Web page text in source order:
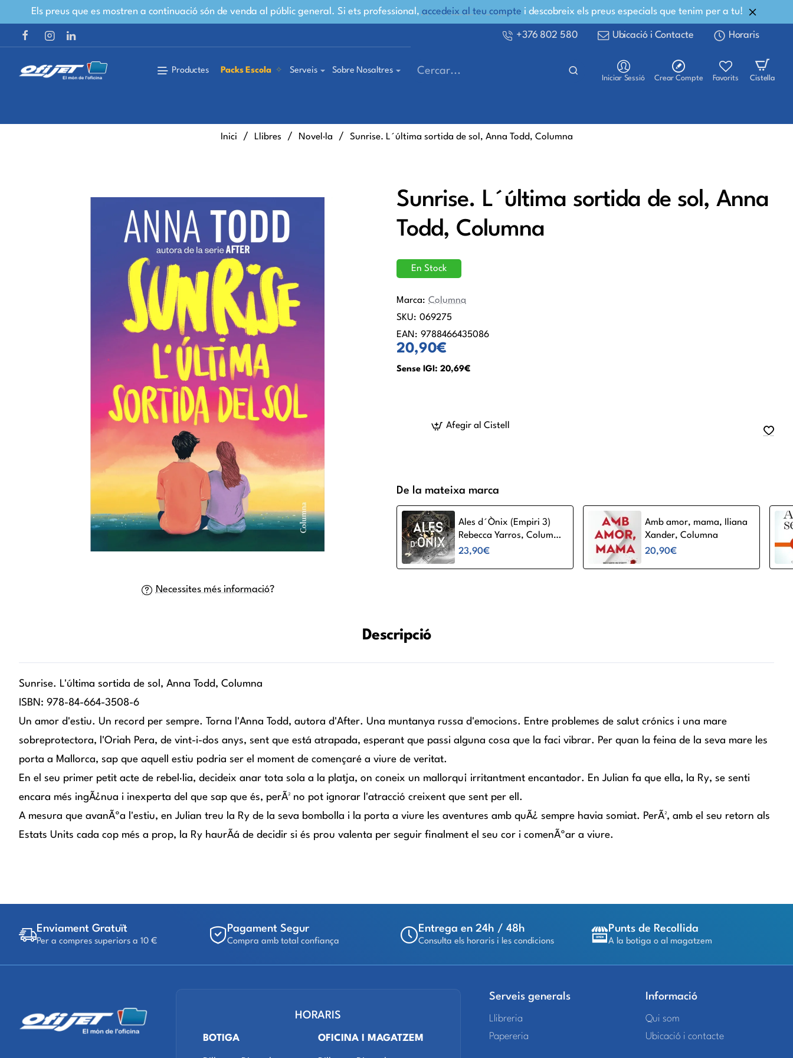
Els preus que es mostren a continuació són de venda al públic general. Si ets professional, accedeix al teu compte i descobreix els preus especials que tenim per a tu!
+376 802 580 Ubicació i Contacte Horaris
Productes Packs Escola Serveis Sobre Nosaltres
Iniciar Sessió Crear Compte Favorits Cistella
InicihomeLlibres Novel·la Sunrise. L´última sortida de sol, Anna Todd, Columna
Necessites més informació?
Sunrise. L´última sortida de sol, Anna
Todd, Columna
20,90€
Sense IGI: 20,69€
En Stock
Marca: Columna
SKU: 069275
EAN: 9788466435086
Afegir al Cistell
De la mateixa marca
Ales d´Ònix (Empiri 3)
Rebecca Yarros, Columna
CAT
23,90€
Amb amor, mama, Iliana
Xander, Columna
20,90€
Descripció
Sunrise. L'última sortida de sol, Anna Todd, Columna
ISBN: 978-84-664-3508-6
Un amor d'estiu. Un record per sempre. Torna l'Anna Todd, autora d'After. Una muntanya russa d'emocions. Entre problemes de salut crónics i una mare
sobreprotectora, l'Oriah Pera, de vint-i-dos anys, sent que está atrapada, esperant que passi alguna cosa que la faci vibrar. Per quan la feina de la seva mare les
porta a Mallorca, sap que aquell estiu podria ser el moment de començaré a viure de veritat.
En el seu primer petit acte de rebel·lia, decideix anar tota sola a la platja, on coneix un mallorqu¡ irritantment encantador. En Julian fa que ella, la Ry, se senti
encara més ingÃ¿nua i inexperta del que sap que és, perÃ² no pot ignorar l'atracció creixent que sent per ell.
A mesura que avanÃºa l'estiu, en Julian treu la Ry de la seva bombolla i la porta a viure les aventures amb quÃ¿ sempre havia somiat. PerÃ², amb el seu retorn als
Estats Units cada cop més a prop, la Ry haurÃá de decidir si és prou valenta per seguir finalment el seu cor i comenÃºar a viure.
Enviament Gratuït
Per a compres superiors a 10 €
Pagament Segur
Compra amb total confiança
Entrega en 24h / 48h
Consulta els horaris i les condicions
Punts de Recollida
A la botiga o al magatzem
HORARIS
BOTIGA OFICINA I MAGATZEM
Serveis generals
Llibreria
Papereria
Informació
Qui som
Ubicació i contacte